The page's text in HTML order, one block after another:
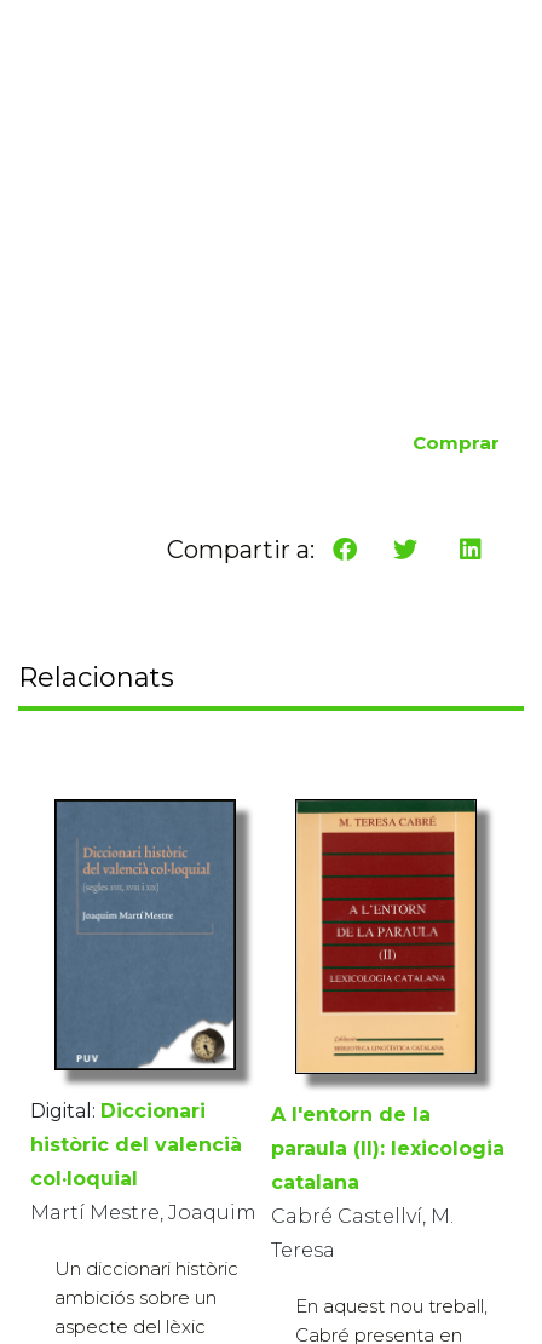
Comprar
Compartir a:
Relacionats
Digital: Diccionari
històric del valencià
col·loquial
Martí Mestre, Joaquim
Un diccionari històric
ambiciós sobre un
aspecte del lèxic
A l'entorn de la
paraula (II): lexicologia
catalana
Cabré Castellví, M.
Teresa
En aquest nou treball,
Cabré presenta en